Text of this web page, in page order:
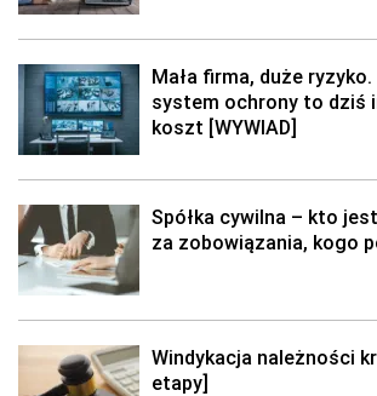
Mała firma, duże
system ochrony to dziś
koszt [WYWIAD]
Spółka cywilna – kto
za zobowiązania, kogo
Windykacja należności
etapy]